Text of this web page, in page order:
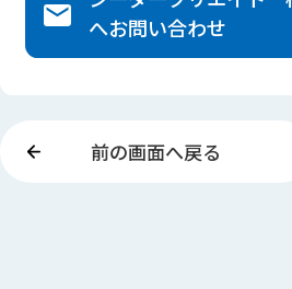
へお問い合わせ
前の画面へ戻る